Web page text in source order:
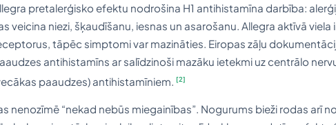
pretalerģisko efektu nodrošina H1 antihistamīna darbība:
veicina niezi, šķaudīšanu, iesnas un asarošanu. Allegra aktīvā
tāpēc simptomi var mazināties. Eiropas zāļu
antihistamīns ar salīdzinoši mazāku ietekmi uz centrālo
paaudzes) antihistamīniem.
[2]
nenozīmē “nekad nebūs miegainības”. Nogurums bieži rodas arī